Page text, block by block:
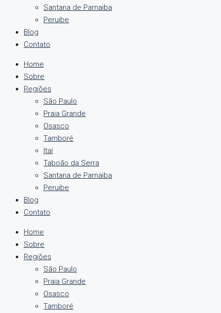
Santana de Parnaiba
Peruibe
Blog
Contato
Home
Sobre
Regiões
São Paulo
Praia Grande
Osasco
Tamboré
Itaí
Taboão da Serra
Santana de Parnaiba
Peruibe
Blog
Contato
Home
Sobre
Regiões
São Paulo
Praia Grande
Osasco
Tamboré